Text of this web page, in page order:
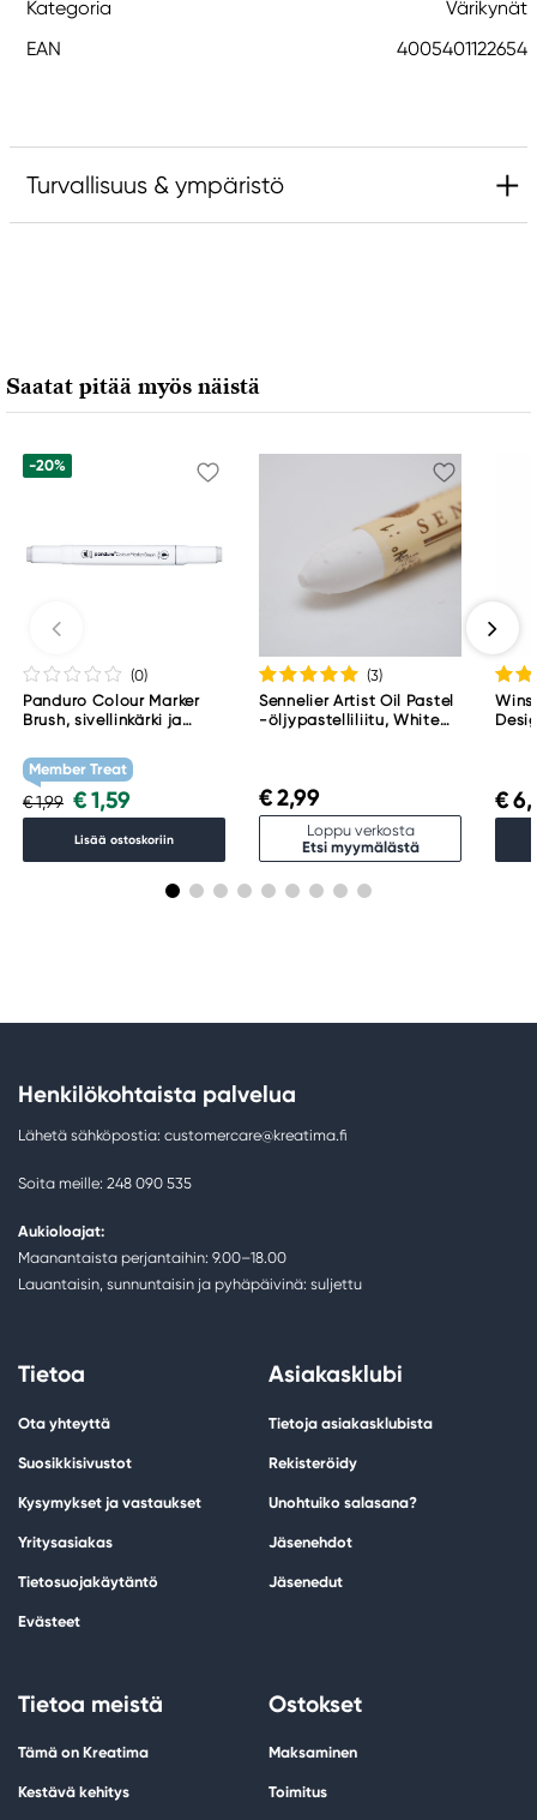
Kategoria
Värikynät
EAN
4005401122654
Turvallisuus & ympäristö
90546 Stein, Germany
info@Faber-Castell.de
Saatat pitää myös näistä
-20%
(0)
Panduro Colour Marker
Brush, sivellinkärki ja
WG1
Member Treat
€ 1,99 € 1,59
Lisää ostoskoriin
(3)
Sennelier Artist Oil Pastel
-öljypastelliliitu, White
€ 2,99
Loppu verkosta
Etsi myymälästä
€
Henkilökohtaista palvelua
Lähetä sähköpostia: customercare@kreatima.fi
Soita meille: 248 090 535
Aukioloajat:
Maanantaista perjantaihin: 9.00–18.00
Lauantaisin, sunnuntaisin ja pyhäpäivinä: suljettu
Tietoa
Ota yhteyttä
Suosikkisivustot
Kysymykset ja vastaukset
Yritysasiakas
Tietosuojakäytäntö
Evästeet
Asiakasklubi
Tietoja asiakasklubista
Rekisteröidy
Unohtuiko salasana?
Jäsenehdot
Jäsenedut
Tietoa meistä
Tämä on Kreatima
Kestävä kehitys
Ostokset
Maksaminen
Toimitus